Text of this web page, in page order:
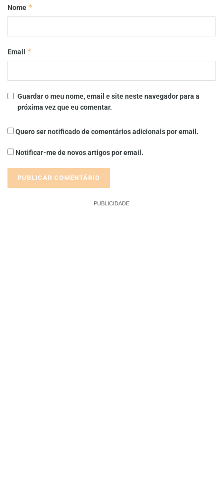
Nome *
Email *
Guardar o meu nome, email e site neste navegador para a
próxima vez que eu comentar.
Quero ser notificado de comentários adicionais por email.
Notificar-me de novos artigos por email.
PUBLICIDADE